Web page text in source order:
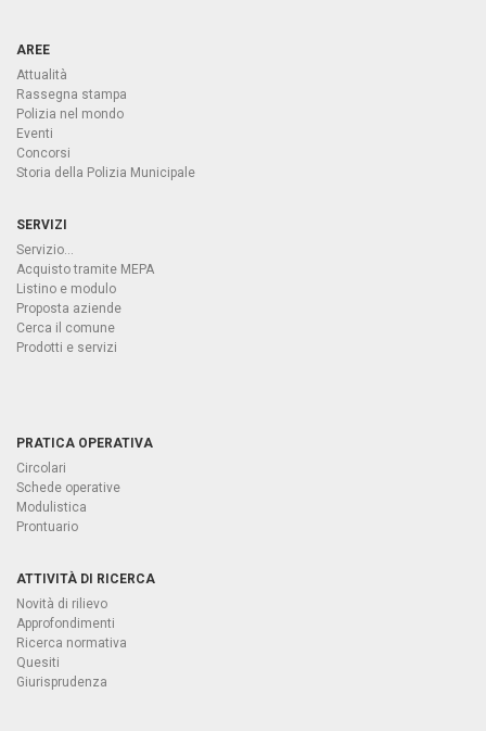
AREE
Attualità
Rassegna stampa
Polizia nel mondo
Eventi
Concorsi
Storia della Polizia Municipale
SERVIZI
Servizio...
Acquisto tramite MEPA
Listino e modulo
Proposta aziende
Cerca il comune
Prodotti e servizi
PRATICA OPERATIVA
Circolari
Schede operative
Modulistica
Prontuario
ATTIVITÀ DI RICERCA
Novità di rilievo
Approfondimenti
Ricerca normativa
Quesiti
Giurisprudenza